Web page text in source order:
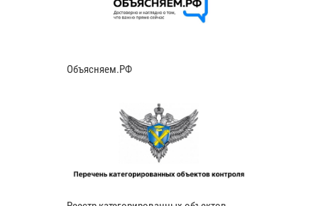
Объясняем.РФ